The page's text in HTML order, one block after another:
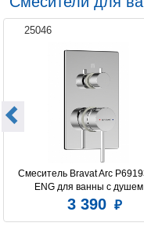
25046
Смеситель Bravat Arc
ENG для ванны с душем
3 390